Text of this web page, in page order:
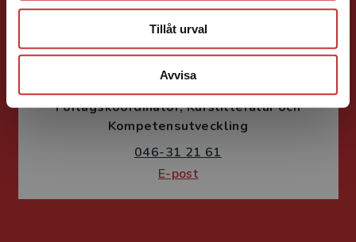
Tillåt urval
Avvisa
Susanne Borg-Törn
Förlagskoordinator Kurslitteratur och
Kompetensutveckling
046-31 21 61
E-post